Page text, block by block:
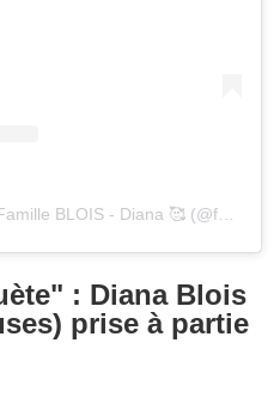
: Diana Blois
prise à partie